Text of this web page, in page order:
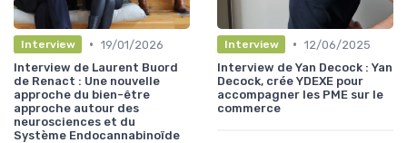
Interview • 19/01/2026
Interview de Laurent Buord
de Renact : Une nouvelle
approche du bien-être
approche autour des
neurosciences et du
Système Endocannabinoïde
Interview • 12/06/2025
Interview de Yan Decock : Yan
Decock, crée YDEXE pour
accompagner les PME sur le
commerce